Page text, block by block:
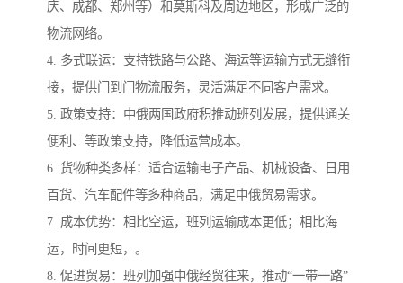
庆、成都、郑州等）和莫斯科及周边地区，形成广泛的
物流网络。
4. 多式联运：支持铁路与公路、海运等运输方式无缝衔
接，提供门到门物流服务，灵活满足不同客户需求。
5. 政策支持：中俄两国政府积推动班列发展，提供通关
便利、等政策支持，降低运营成本。
6. 货物种类多样：适合运输电子产品、机械设备、日用
百货、汽车配件等多种商品，满足中俄贸易需求。
7. 成本优势：相比空运，班列运输成本更低；相比海
运，时间更短，。
8. 促进贸易：班列加强中俄经贸往来，推动“一带一路”